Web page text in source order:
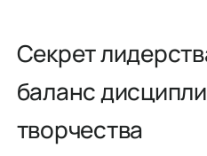
Секрет
баланс
творчества